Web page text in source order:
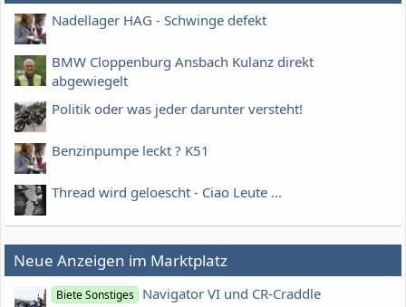
Nadellager HAG - Schwinge defekt
BMW Cloppenburg Ansbach Kulanz direkt
abgewiegelt
Politik oder was jeder darunter versteht!
Benzinpumpe leckt ? K51
Thread wird geloescht - Ciao Leute ...
Neue Anzeigen im Marktplatz
Biete Sonstiges Navigator VI und CR-Craddle